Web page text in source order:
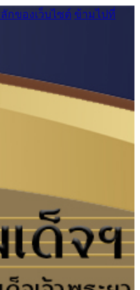
กของเว็บไซต์ ข้ามไปที่